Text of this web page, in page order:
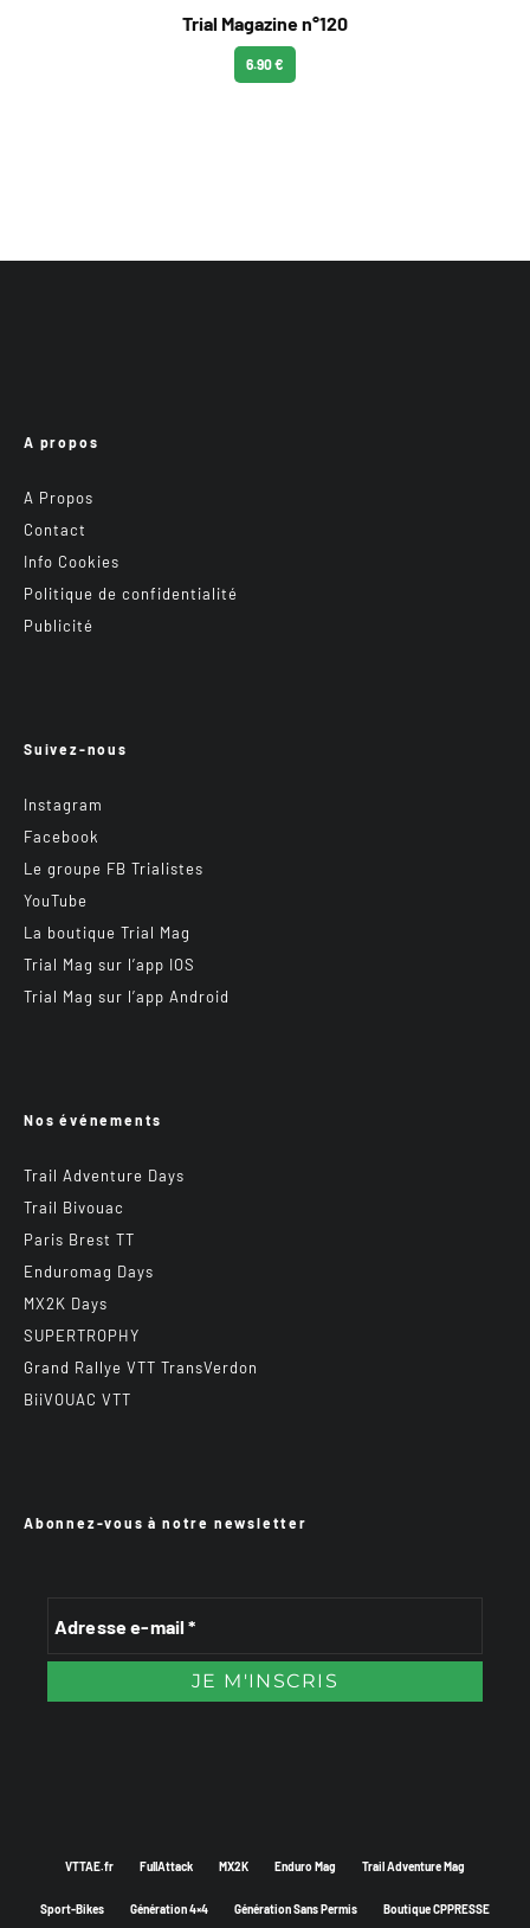
Trial Magazine n°120
6.90 €
A propos
A Propos
Contact
Info Cookies
Politique de confidentialité
Publicité
Suivez-nous
Instagram
Facebook
Le groupe FB Trialistes
YouTube
La boutique Trial Mag
Trial Mag sur l’app IOS
Trial Mag sur l’app Android
Nos événements
Trail Adventure Days
Trail Bivouac
Paris Brest TT
Enduromag Days
MX2K Days
SUPERTROPHY
Grand Rallye VTT TransVerdon
BiiVOUAC VTT
Abonnez-vous à notre newsletter
VTTAE.fr FullAttack MX2K Enduro Mag Trail Adventure Mag
Sport-Bikes Génération 4×4 Génération Sans Permis Boutique CPPRESSE